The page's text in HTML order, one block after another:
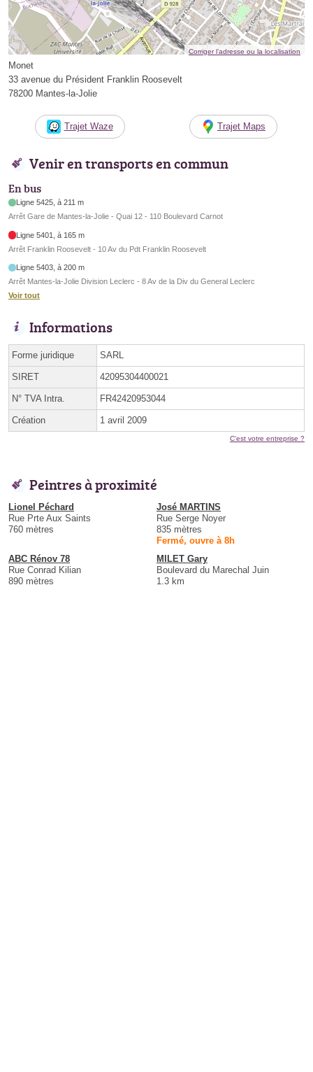
Corriger l’adresse ou la localisation
Monet
33 avenue du Président Franklin Roosevelt
78200 Mantes-la-Jolie
Trajet Waze Trajet Maps
Venir en transports en commun
En bus
Ligne 5425, à 211 m
Arrêt Gare de Mantes-la-Jolie - Quai 12 - 110 Boulevard Carnot
Ligne 5401, à 165 m
Arrêt Franklin Roosevelt - 10 Av du Pdt Franklin Roosevelt
Ligne 5403, à 200 m
Arrêt Mantes-la-Jolie Division Leclerc - 8 Av de la Div du General Leclerc
Voir tout
Informations
Forme juridique SARL
SIRET 42095304400021
N° TVA Intra. FR42420953044
Création 1 avril 2009
C'est votre entreprise ?
Peintres à proximité
Lionel Péchard
Rue Prte Aux Saints
760 mètres
José MARTINS
Rue Serge Noyer
835 mètres
Fermé, ouvre à 8h
ABC Rénov 78
Rue Conrad Kilian
890 mètres
MILET Gary
Boulevard du Marechal Juin
1.3 km